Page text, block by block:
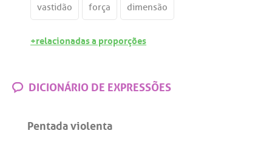
vastidão força dimensão
+relacionadas a proporções
DICIONÁRIO DE EXPRESSÕES
Pentada violenta